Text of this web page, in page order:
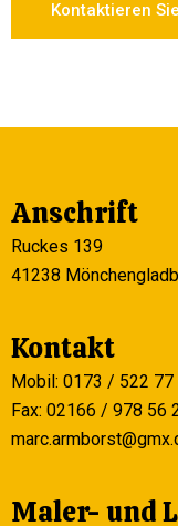
Kontaktieren
Anschrift
Ruckes 139
41238
Kontakt
Mobil: 0173 / 522 77
Fax: 02166 / 978 56
Maler- und